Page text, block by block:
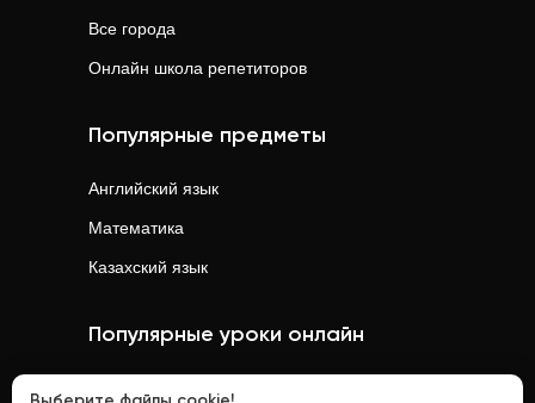
Все города
Онлайн школа репетиторов
Популярные предметы
Английский язык
Математика
Казахский язык
Популярные уроки онлайн